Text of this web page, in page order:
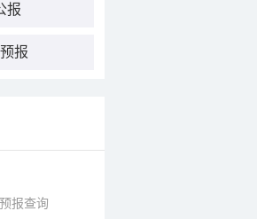
报
报
报查询